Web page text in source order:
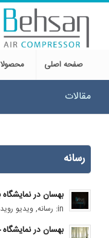
صفحه اصلی
مقالات
رسانه
بهسان در
in: رسانه,ویدیو
بهسان در